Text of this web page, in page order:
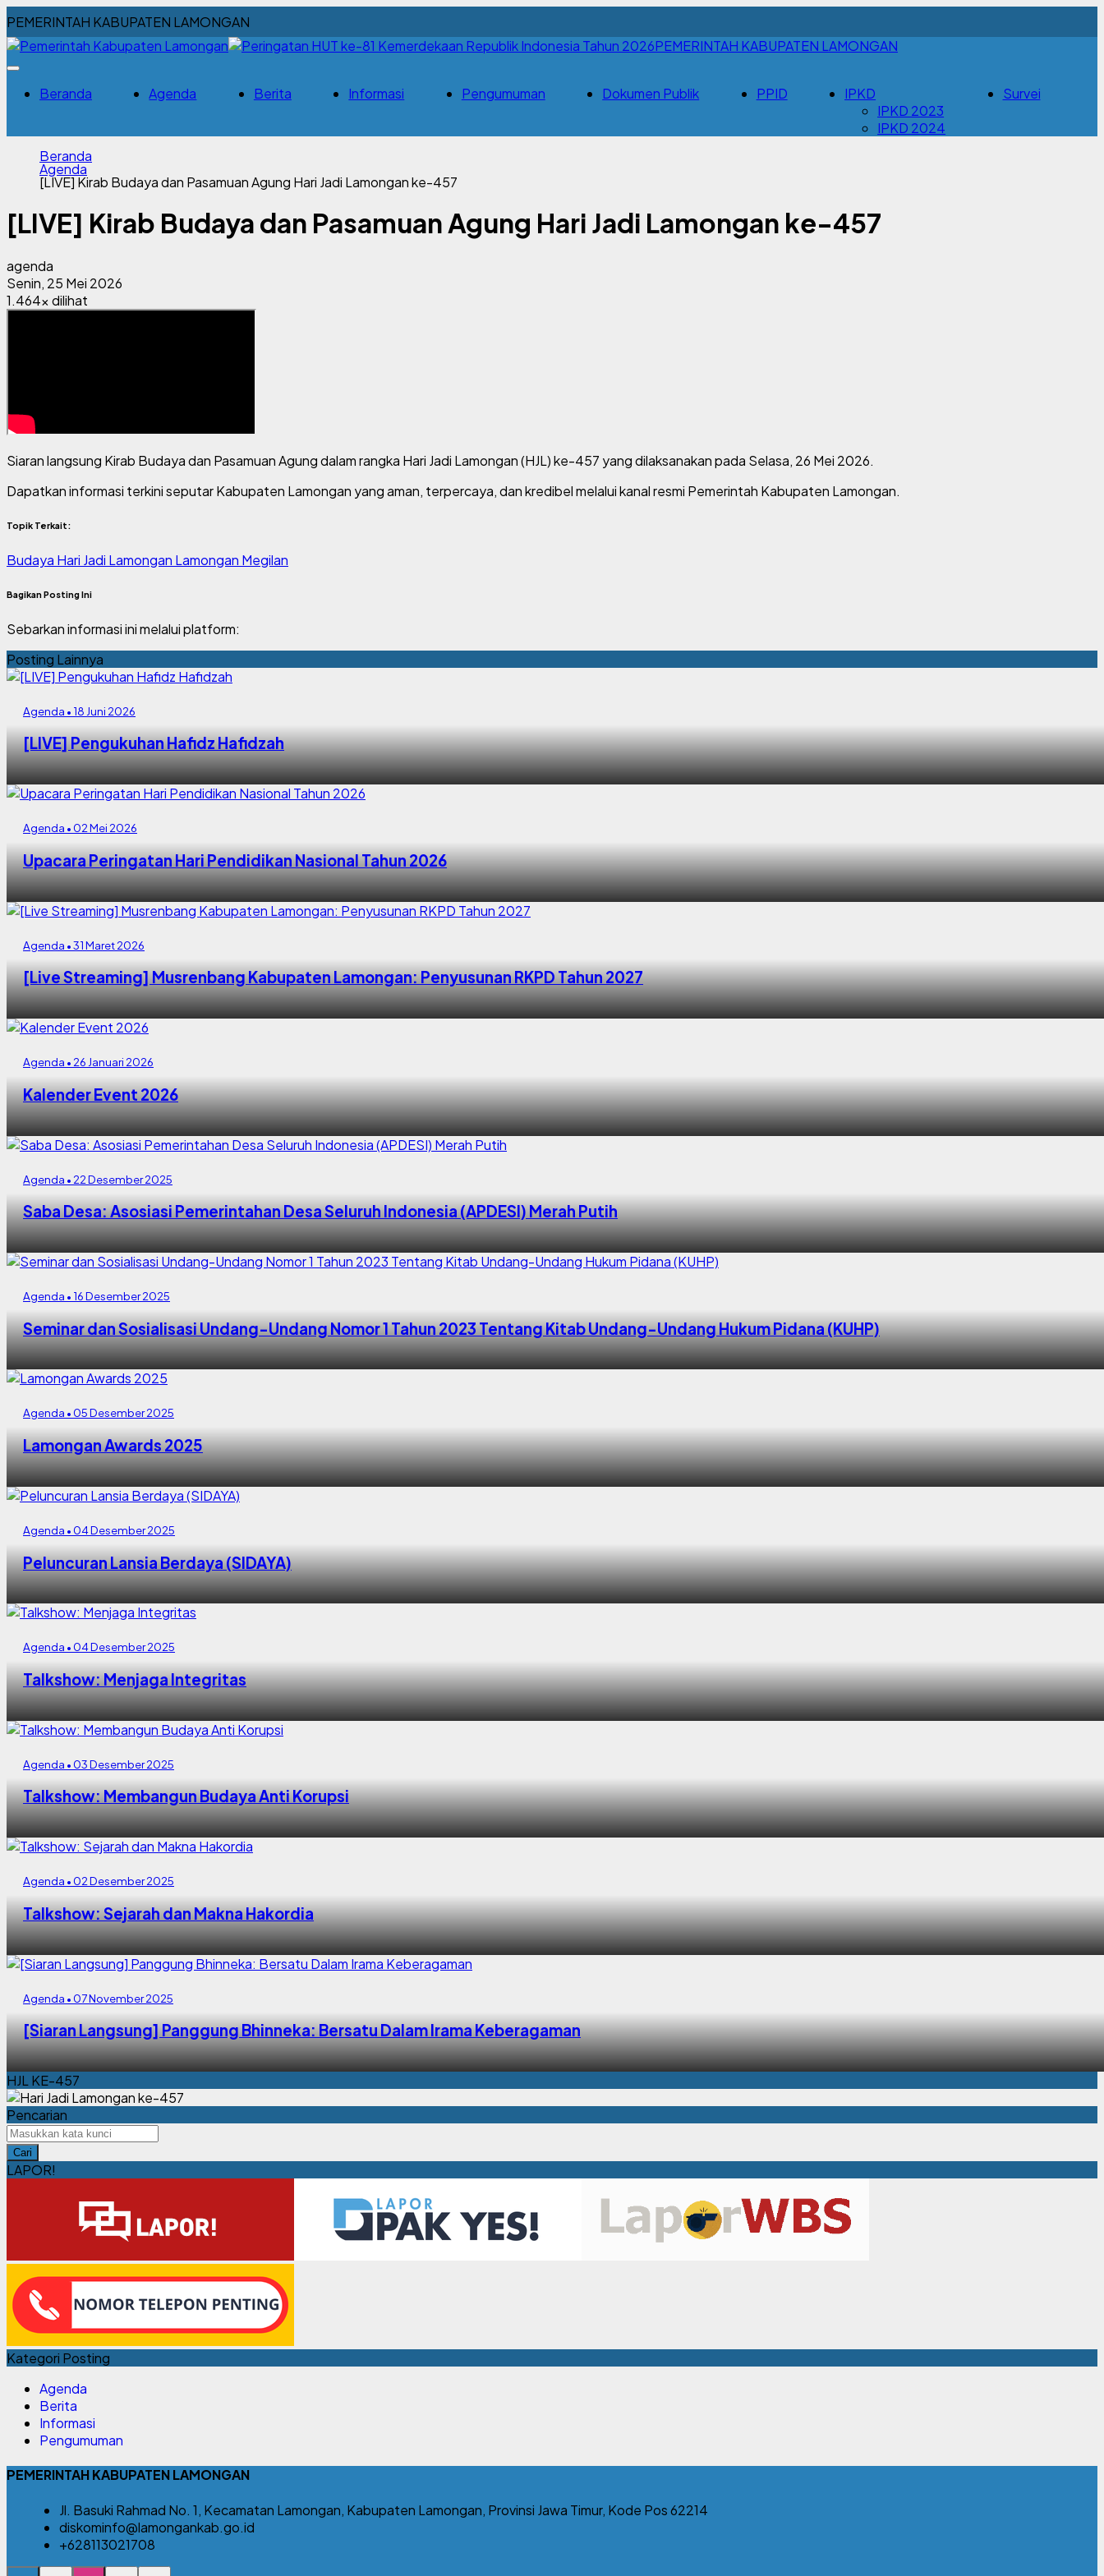
PEMERINTAH KABUPATEN LAMONGAN
PEMERINTAH KABUPATEN LAMONGAN
Beranda Agenda Berita Informasi Pengumuman Dokumen Publik PPID
IPKD
IPKD 2023
IPKD 2024
Survei
Beranda
Agenda
[LIVE] Kirab Budaya dan Pasamuan Agung Hari Jadi Lamongan ke-457
[LIVE] Kirab Budaya dan Pasamuan Agung Hari Jadi Lamongan ke-457
agenda
Senin, 25 Mei 2026
1.464x dilihat
Siaran langsung Kirab Budaya dan Pasamuan Agung dalam rangka Hari Jadi Lamongan (HJL) ke-457 yang dilaksanakan pada Selasa, 26 Mei 2026.
Dapatkan informasi terkini seputar Kabupaten Lamongan yang aman, terpercaya, dan kredibel melalui kanal resmi Pemerintah Kabupaten Lamongan.
Topik Terkait:
Budaya Hari Jadi Lamongan Lamongan Megilan
Bagikan Posting Ini
Sebarkan informasi ini melalui platform:
Posting Lainnya
Agenda • 18 Juni 2026
[LIVE] Pengukuhan Hafidz Hafidzah
Agenda • 02 Mei 2026
Upacara Peringatan Hari Pendidikan Nasional Tahun 2026
Agenda • 31 Maret 2026
[Live Streaming] Musrenbang Kabupaten Lamongan: Penyusunan RKPD Tahun 2027
Agenda • 26 Januari 2026
Kalender Event 2026
Agenda • 22 Desember 2025
Saba Desa: Asosiasi Pemerintahan Desa Seluruh Indonesia (APDESI) Merah Putih
Agenda • 16 Desember 2025
Seminar dan Sosialisasi Undang-Undang Nomor 1 Tahun 2023 Tentang Kitab Undang-Undang Hukum Pidana (KUHP)
Agenda • 05 Desember 2025
Lamongan Awards 2025
Agenda • 04 Desember 2025
Peluncuran Lansia Berdaya (SIDAYA)
Agenda • 04 Desember 2025
Talkshow: Menjaga Integritas
Agenda • 03 Desember 2025
Talkshow: Membangun Budaya Anti Korupsi
Agenda • 02 Desember 2025
Talkshow: Sejarah dan Makna Hakordia
Agenda • 07 November 2025
[Siaran Langsung] Panggung Bhinneka: Bersatu Dalam Irama Keberagaman
HJL KE-457
Pencarian
Cari
LAPOR!
Kategori Posting
Agenda
Berita
Informasi
Pengumuman
PEMERINTAH KABUPATEN LAMONGAN
Jl. Basuki Rahmad No. 1, Kecamatan Lamongan, Kabupaten Lamongan, Provinsi Jawa Timur, Kode Pos 62214
diskominfo@lamongankab.go.id
+628113021708